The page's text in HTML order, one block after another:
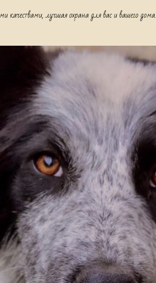
качествами, лучшая охрана для вас и вашего